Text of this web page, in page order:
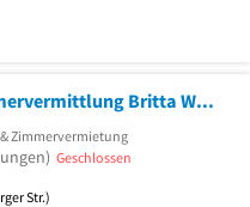
Bed & Breakfast Privatzimmervermittlung Britta Wenzek
Zimmervermietung
Geschlossen
Str.)